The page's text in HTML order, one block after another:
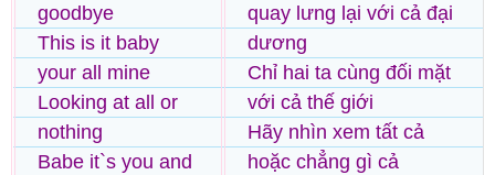
goodbye
This is it baby
your all mine
Looking at all or
nothing
Babe it`s you and
quay lưng lại với cả đại
dương
Chỉ hai ta cùng đối mặt
với cả thế giới
Hãy nhìn xem tất cả
hoặc chẳng gì cả